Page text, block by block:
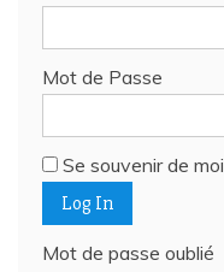
Mot de Passe
Se souvenir de moi
Mot de passe oublié